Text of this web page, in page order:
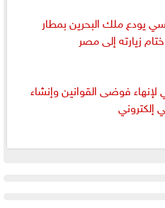
يودع ملك البحرين بمطار
زيارته إلى مصر
لإنهاء فوضى القوانين وإنشاء